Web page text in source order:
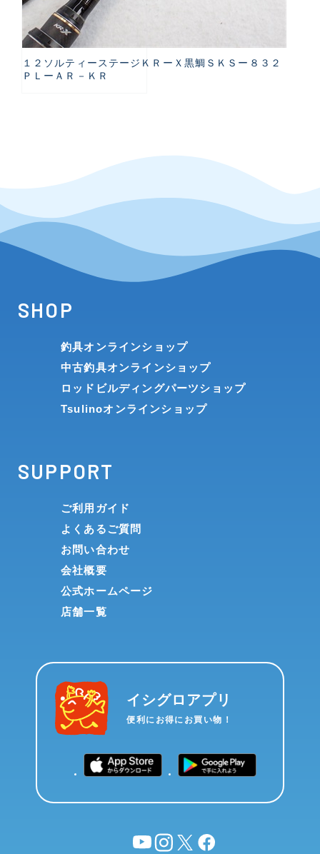
１２ソルティーステージＫＲーＸ黒鯛ＳＫＳー８３２
ＰＬーＡＲ－ＫＲ
SHOP
釣具オンラインショップ
中古釣具オンラインショップ
ロッドビルディングパーツショップ
Tsulinoオンラインショップ
SUPPORT
ご利用ガイド
よくあるご質問
お問い合わせ
会社概要
公式ホームページ
店舗一覧
イシグロアプリ
便利にお得にお買い物！
YouTubeinstagram
X facebook